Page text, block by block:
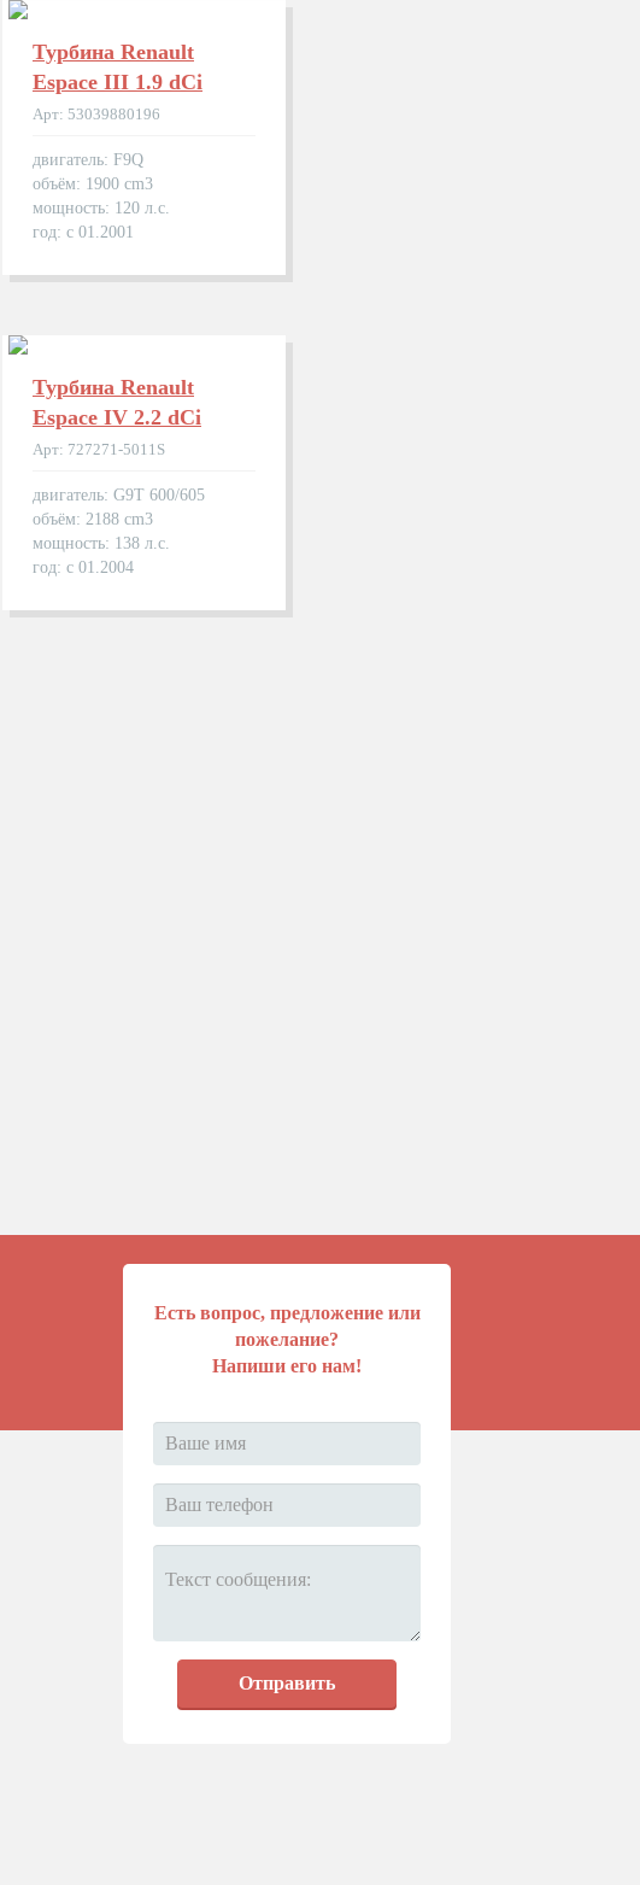
Турбина Renault
Espace III 1.9 dCi
Арт: 53039880196
двигатель: F9Q
объём: 1900 cm3
мощность: 120 л.с.
год: с 01.2001
Турбина Renault
Espace IV 2.2 dCi
Арт: 727271-5011S
двигатель: G9T 600/605
объём: 2188 cm3
мощность: 138 л.с.
год: с 01.2004
Есть вопрос, предложение или
пожелание?
Напиши его нам!